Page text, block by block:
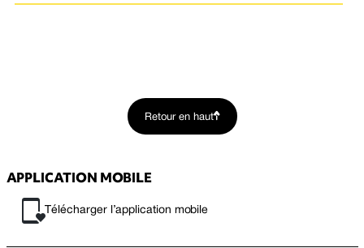
Retour en haut
APPLICATION MOBILE
Télécharger l’application mobile